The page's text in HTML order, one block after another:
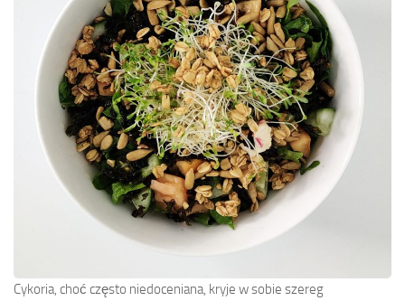
Cykoria, choć często niedoceniana, kryje w sobie szereg